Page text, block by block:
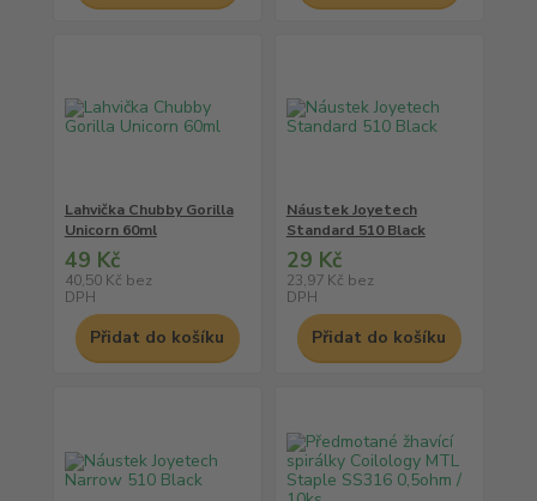
Lahvička Chubby Gorilla
Unicorn 60ml
49 Kč
40,50 Kč bez
DPH
Přidat do košíku
Náustek Joyetech
Standard 510 Black
29 Kč
23,97 Kč bez
DPH
Přidat do košíku